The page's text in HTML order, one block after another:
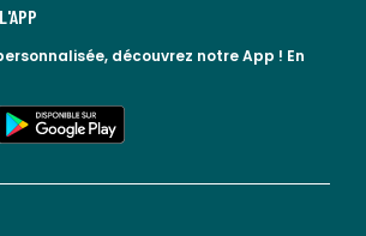
découvrez notre App ! En
google play